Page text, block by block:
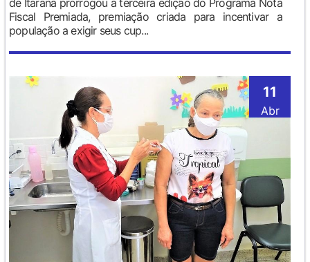
de Itarana prorrogou a terceira edição do Programa Nota
Fiscal Premiada, premiação criada para incentivar a
população a exigir seus cup...
11
Abr